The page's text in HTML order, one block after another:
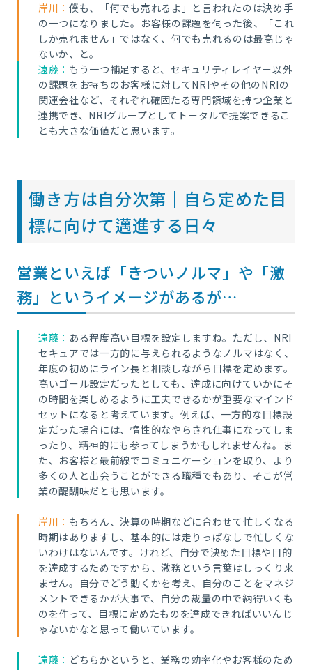
岸川： 僕も、「何でも売れるよ」と言われたのは決め手
の一つになりました。お客様の課題を伺った後、「これ
しか売れません」ではなく、何でも売れるのは最高じゃ
ないか、と。
遠藤： もう一つ補足すると、セキュリティレイヤー以外
の課題をお持ちのお客様に対してNRIやその他のNRIの
関連会社など、それぞれ確固たる専門領域を持つ企業と
連携でき、NRIグループとしてトータルで提案できるこ
とも大きな価値だと思います。
働き方は自分次第｜自ら定めた目
標に向けて邁進する日々
営業といえば「きついノルマ」や「激
務」というイメージがあるが…
遠藤： ある程度高い目標を設定しますね。ただし、NRI
セキュアでは一方的に与えられるようなノルマはなく、
年度の初めにライン長と相談しながら目標を定めます。
高いゴール設定だったとしても、達成に向けていかにそ
の時間を楽しめるように工夫できるかが重要なマインド
セットになると考えています。例えば、一方的な目標設
定だった場合には、惰性的なやらされ仕事になってしま
ったり、精神的にも参ってしまうかもしれませんね。ま
た、お客様と最前線でコミュニケーションを取り、より
多くの人と出会うことができる職種でもあり、そこが営
業の醍醐味だとも思います。
岸川： もちろん、決算の時期などに合わせて忙しくなる
時期はありますし、基本的には走りっぱなしで忙しくな
いわけはないんです。けれど、自分で決めた目標や目的
を達成するためですから、激務という言葉はしっくり来
ません。自分でどう動くかを考え、自分のことをマネジ
メントできるかが大事で、自分の裁量の中で納得いくも
のを作って、目標に定めたものを達成できればいいんじ
ゃないかなと思って働いています。
遠藤： どちらかというと、業務の効率化やお客様のため